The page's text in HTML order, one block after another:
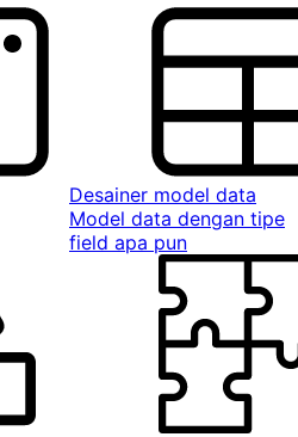
Desainer model data
Model data dengan tipe
field apa pun